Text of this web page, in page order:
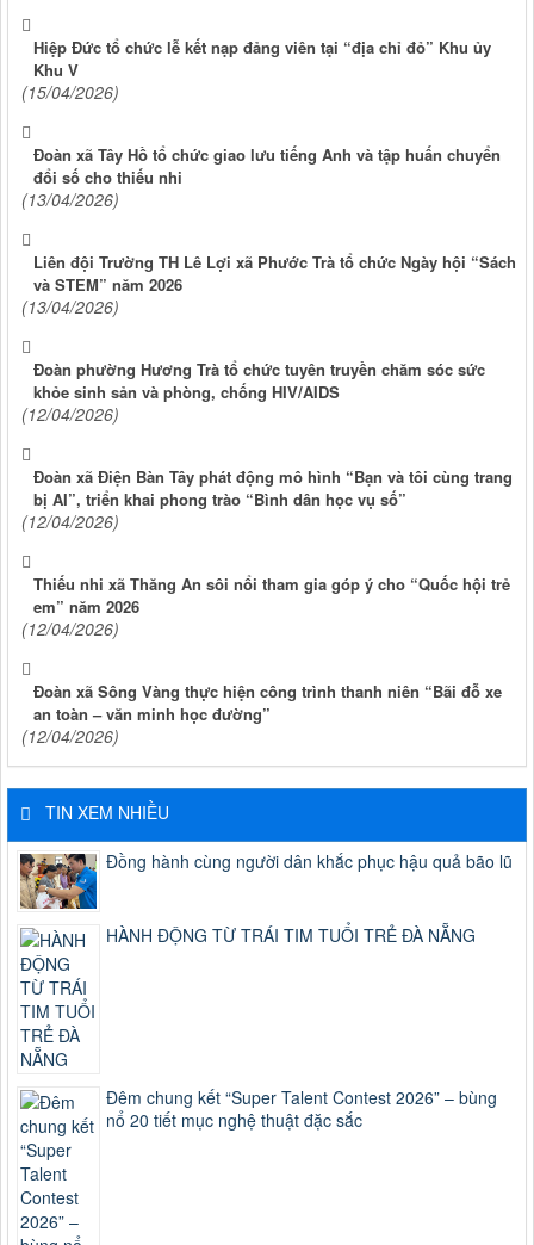
Hiệp Đức tổ chức lễ kết nạp đảng viên tại “địa chỉ đỏ” Khu ủy
Khu V
(15/04/2026)
Đoàn xã Tây Hồ tổ chức giao lưu tiếng Anh và tập huấn chuyển
đổi số cho thiếu nhi
(13/04/2026)
Liên đội Trường TH Lê Lợi xã Phước Trà tổ chức Ngày hội “Sách
và STEM” năm 2026
(13/04/2026)
Đoàn phường Hương Trà tổ chức tuyên truyền chăm sóc sức
khỏe sinh sản và phòng, chống HIV/AIDS
(12/04/2026)
Đoàn xã Điện Bàn Tây phát động mô hình “Bạn và tôi cùng trang
bị AI”, triển khai phong trào “Bình dân học vụ số”
(12/04/2026)
Thiếu nhi xã Thăng An sôi nổi tham gia góp ý cho “Quốc hội trẻ
em” năm 2026
(12/04/2026)
Đoàn xã Sông Vàng thực hiện công trình thanh niên “Bãi đỗ xe
an toàn – văn minh học đường”
(12/04/2026)
TIN XEM NHIỀU
Đồng hành cùng người dân khắc phục hậu quả bão lũ
HÀNH ĐỘNG TỪ TRÁI TIM TUỔI TRẺ ĐÀ NẴNG
Đêm chung kết “Super Talent Contest 2026” – bùng
nổ 20 tiết mục nghệ thuật đặc sắc